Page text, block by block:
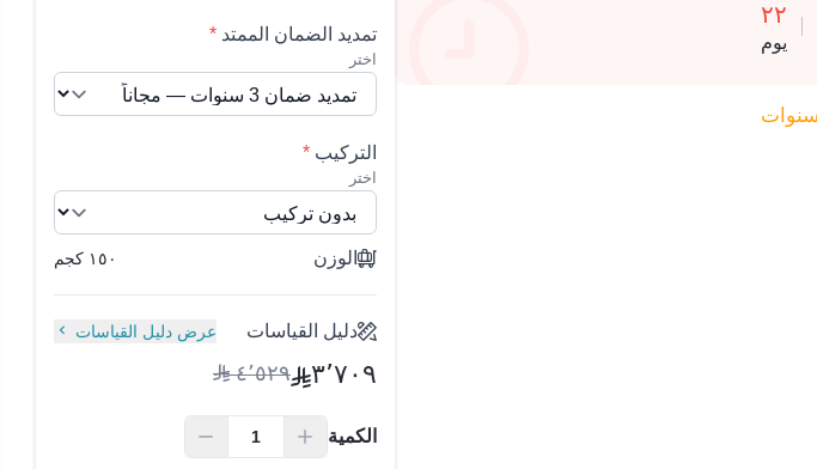
٢٢
يوم تمديد الضمان الممتد *
اختر
التركيب *
اختر
الوزن ١٥٠ كجم
دليل القياسات عرض دليل القياسات
٣٬٧٠٩ ٤٬٥٢٩
الكمية